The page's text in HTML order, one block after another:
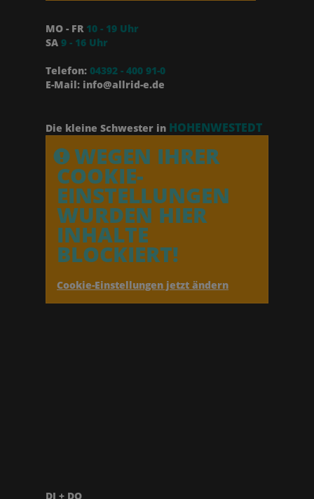
MO - FR 10 - 19 Uhr
SA 9 - 16 Uhr
Telefon: 04392 - 400 91-0
E-Mail: info@allrid-e.de
Die kleine Schwester in HOHENWESTEDT
WEGEN IHRER
COOKIE-
EINSTELLUNGEN
WURDEN HIER
INHALTE
BLOCKIERT!
Cookie-Einstellungen jetzt ändern
DI + DO